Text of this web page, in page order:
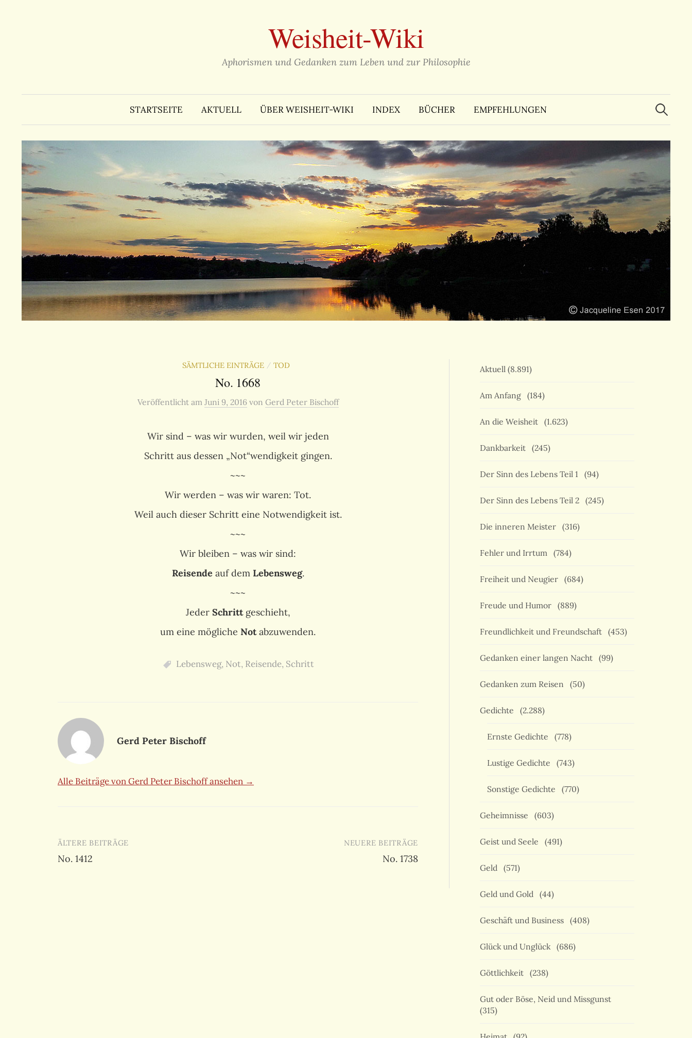
Weisheit-Wiki
Aphorismen und Gedanken zum Leben und zur Philosophie
STARTSEITE AKTUELL ÜBER WEISHEIT-WIKI INDEX BÜCHER EMPFEHLUNGEN
Suchen
nach:
SÄMTLICHE EINTRÄGE / TOD
No. 1668
Veröffentlicht am Juni 9, 2016 von Gerd Peter Bischoff
Wir sind – was wir wurden, weil wir jeden
Schritt aus dessen „Not“wendigkeit gingen.
~~~
Wir werden – was wir waren: Tot.
Weil auch dieser Schritt eine Notwendigkeit ist.
~~~
Wir bleiben – was wir sind:
Reisende auf dem Lebensweg.
~~~
Jeder Schrittgeschieht,
um eine mögliche Notabzuwenden.
Lebensweg, Not, Reisende, Schritt
Gerd Peter Bischoff
Alle Beiträge von Gerd Peter Bischoff ansehen →
Beitragsnavigation
ÄLTERE BEITRÄGE
No. 1412
NEUERE BEITRÄGE
No. 1738
Aktuell (8.891)
Am Anfang (184)
An die Weisheit (1.623)
Dankbarkeit (245)
Der Sinn des Lebens Teil 1 (94)
Der Sinn des Lebens Teil 2 (245)
Die inneren Meister (316)
Fehler und Irrtum (784)
Freiheit und Neugier (684)
Freude und Humor (889)
Freundlichkeit und Freundschaft (453)
Gedanken einer langen Nacht (99)
Gedanken zum Reisen (50)
Gedichte (2.288)
Ernste Gedichte (778)
Lustige Gedichte (743)
Sonstige Gedichte (770)
Geheimnisse (603)
Geist und Seele (491)
Geld (571)
Geld und Gold (44)
Geschäft und Business (408)
Glück und Unglück (686)
Göttlichkeit (238)
Gut oder Böse, Neid und Missgunst
(315)